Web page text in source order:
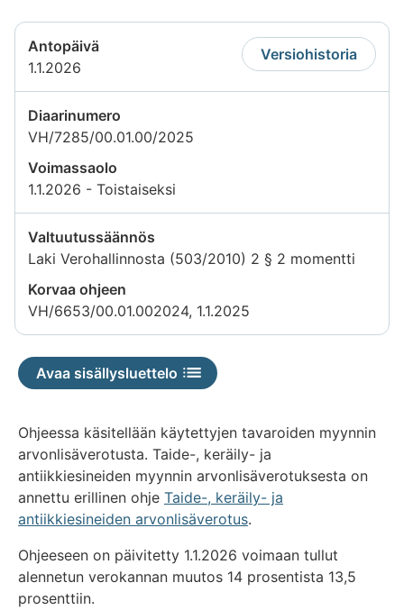
Antopäivä
1.1.2026
Versiohistoria
Diaarinumero
VH/7285/00.01.00/2025
Voimassaolo
1.1.2026 - Toistaiseksi
Valtuutussäännös
Laki Verohallinnosta (503/2010) 2 § 2 momentti
Korvaa ohjeen
VH/6653/00.01.002024, 1.1.2025
Avaa sisällysluettelo
Ohjeessa käsitellään käytettyjen tavaroiden myynnin
arvonlisäverotusta. Taide-, keräily- ja
antiikkiesineiden myynnin arvonlisäverotuksesta on
annettu erillinen ohje Taide-, keräily- ja
antiikkiesineiden arvonlisäverotus.
Ohjeeseen on päivitetty 1.1.2026 voimaan tullut
alennetun verokannan muutos 14 prosentista 13,5
prosenttiin.